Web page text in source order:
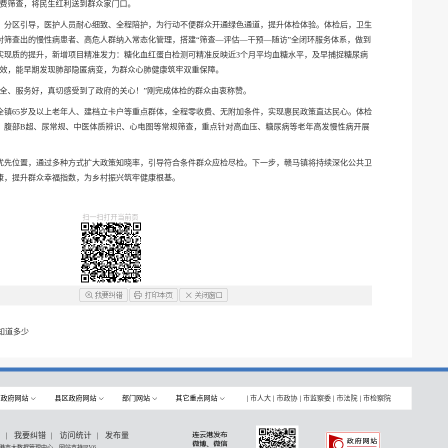
筛查，将民生红利送到群众家门口。
区引导，医护人员耐心细致、全程陪护，为行动不便群众开通绿色通道，提升体检体验。体检后，卫生
筛查出的慢性病患者、高危人群纳入常态化管理，搭建“筛查—评估—干预—随访”全闭环服务体系，做到
质的提升，新增项目精准发力：糖化血红蛋白检测可精准反映近3个月平均血糖水平，及早捕捉糖尿病
，能早期发现肺部隐匿病变，为群众心肺健康筑牢双重保障。
、服务好，真切感受到了政府的关心！”刚完成体检的群众由衷称赞。
65岁及以上老年人、建档立卡户等重点群体，全程零收费、无附加条件，实现惠民政策直达民心。体检
部B超、尿常规、中医体质辨识、心电图等常规筛查，重点针对高血压、糖尿病等老年高发慢性病开展
位置，通过多种方式扩大政策知晓率，引导符合条件群众应检尽检。下一步，赣马镇将持续深化公共卫
提升群众幸福指数，为乡村振兴筑牢健康根基。
扫一扫打开当前页
道多少
府网站 县区政府网站 部门网站 其它重点网站 市人大 市政协 市监察委 市法院 市检察院
| 我要纠错 | 访问统计 | 发布量